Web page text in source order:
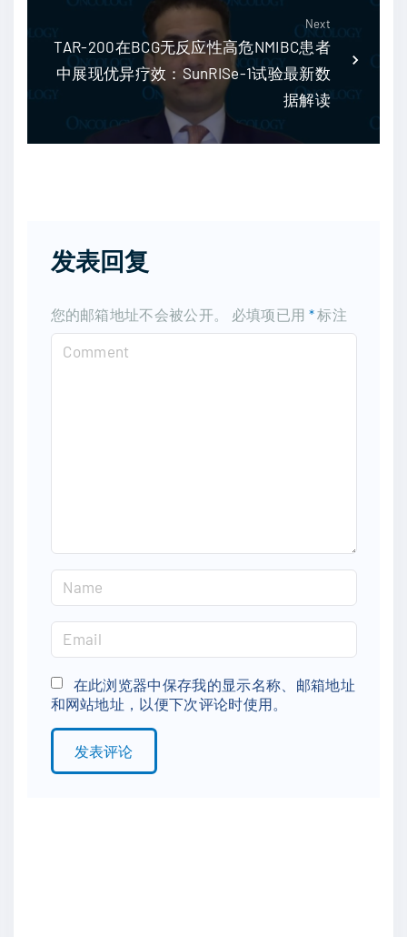
Next
TAR-200在BCG无反应性高危NMIBC患者
中展现优异疗效：SunRISe-1试验最新数
据解读
发表回复
您的邮箱地址不会被公开。 必填项已用 *标注
a
e
*
m
a
i
l
在此浏览器中保存我的显示名称、邮箱地址
和网站地址，以便下次评论时使用。